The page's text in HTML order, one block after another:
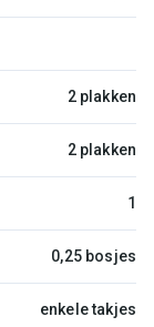
2 plakken
2 plakken
1
0,25 bosjes
enkele takjes